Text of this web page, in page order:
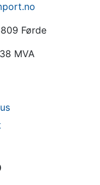
Førde
MVA